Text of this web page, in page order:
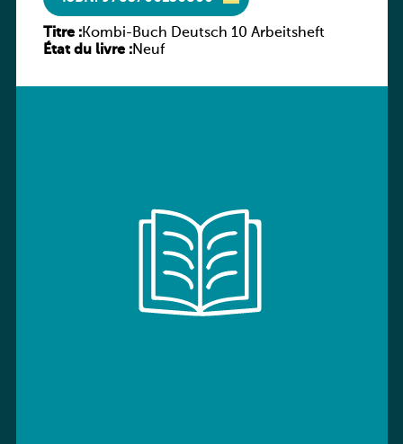
Titre :Kombi-Buch Deutsch 10 Arbeitsheft
État du livre :Neuf